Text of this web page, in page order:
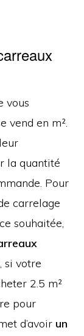
vous
vend en m².
la quantité
Pour
carrelage
souhaitée,
si votre
2.5 m²
pour
d’avoir un